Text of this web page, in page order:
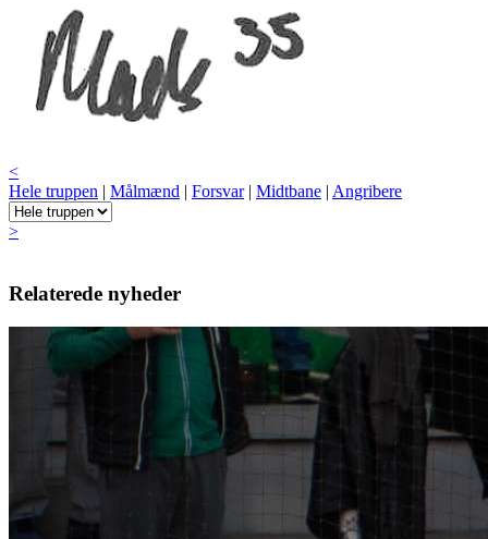
<
Hele truppen | Målmænd | Forsvar| Midtbane | Angribere
>
Relaterede nyheder